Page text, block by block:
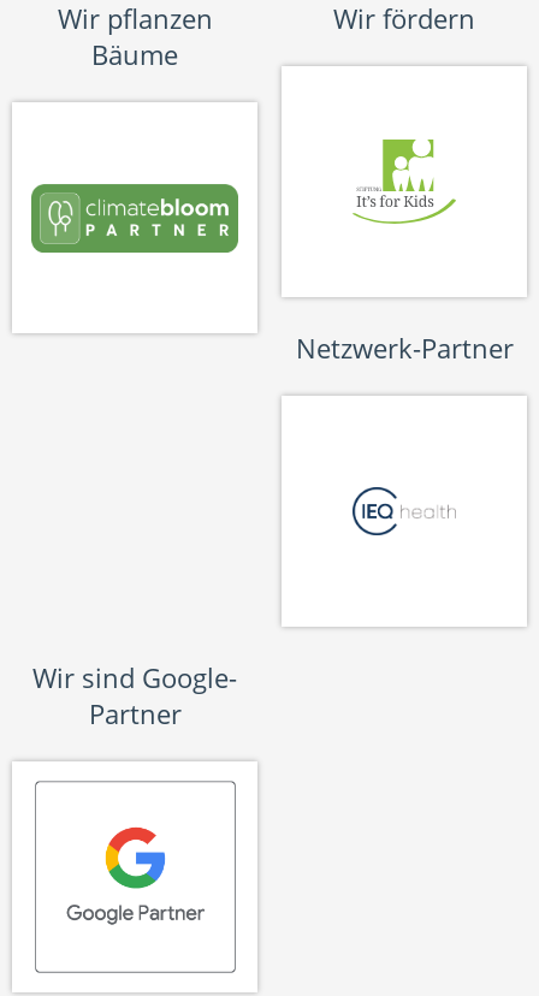
Wir pflanzen
Bäume
Wir fördern
Netzwerk-Partner
Wir sind Google-
Partner